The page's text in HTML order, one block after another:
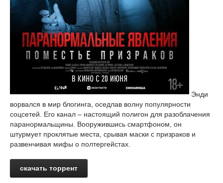
Энди
ворвался в мир блогинга, оседлав волну популярности
соцсетей. Его канал – настоящий полигон для разоблачения
паранормальщины. Вооружившись смартфоном, он
штурмует проклятые места, срывая маски с призраков и
развенчивая мифы о полтергейстах.
скачать торрент